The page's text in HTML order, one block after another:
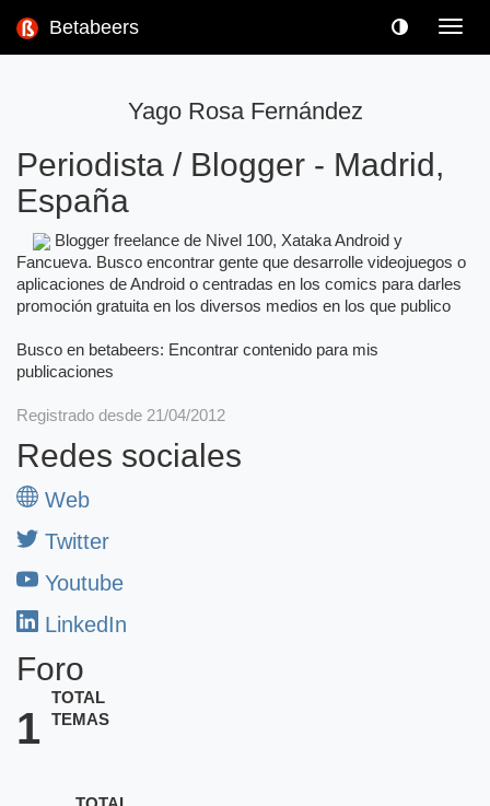
Betabeers
Yago Rosa Fernández
Periodista / Blogger - Madrid,
España
Blogger freelance de Nivel 100, Xataka Android y
Fancueva. Busco encontrar gente que desarrolle videojuegos o
aplicaciones de Android o centradas en los comics para darles
promoción gratuita en los diversos medios en los que publico
Busco en betabeers: Encontrar contenido para mis
publicaciones
Registrado desde 21/04/2012
Redes sociales
Web
Twitter
Youtube
LinkedIn
Foro
1
TOTAL
TEMAS